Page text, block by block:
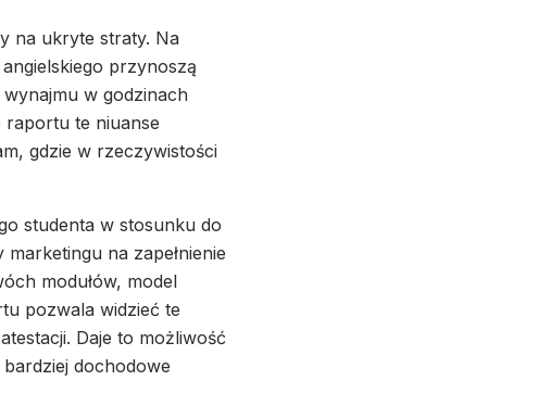
na ukryte straty. Na
przynoszą
w godzinach
raportu te niuanse
gdzie w rzeczywistości
studenta w stosunku do
na zapełnienie
modułów, model
pozwala widzieć te
Daje to możliwość
dochodowe